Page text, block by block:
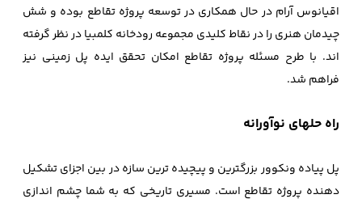
اقیانوس آرام در حال همکاری در توسعه پروژه تقاطع بوده و شش
چیدمان هنری را در نقاط کلیدی مجموعه رودخانه کلمبیا در نظر گرفته
اند. با طرح مسئله پروژه تقاطع امکان تحقق ایده‌ پل زمینی نیز
فراهم شد.
راه حلهای نوآورانه
پل پیاده ونکوور بزرگترین و پیچیده ترین سازه در بین اجزای تشکیل
دهنده پروژه تقاطع است. مسیری تاریخی که به شما چشم اندازی